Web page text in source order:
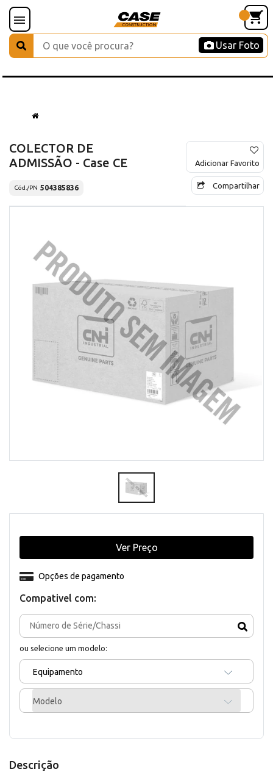
Usar Foto
COLECTOR DE
ADMISSÃO - Case CE
Cód./PN 504385836
Adicionar Favorito
Compartilhar
Compativel com:
ou selecione um modelo:
Equipamento
Modelo
Opções de pagamento
Ver Preço
Descrição